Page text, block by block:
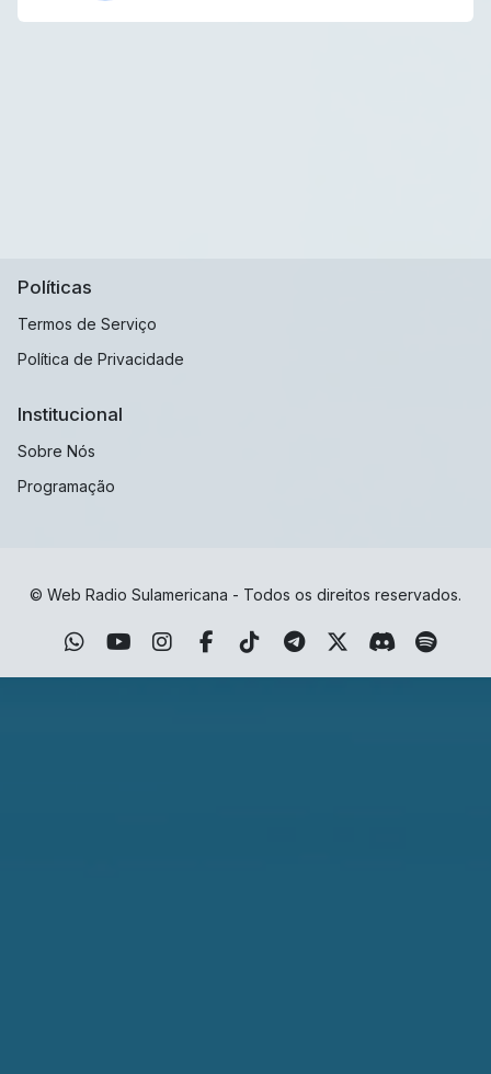
Políticas
Termos de Serviço
Política de Privacidade
Institucional
Sobre Nós
Programação
© Web Radio Sulamericana - Todos os direitos reservados.